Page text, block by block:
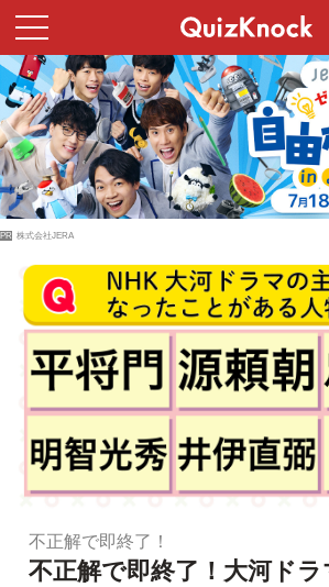
PR 株式会社JERA
不正解で即終了！
不正解で即終了！大河ド